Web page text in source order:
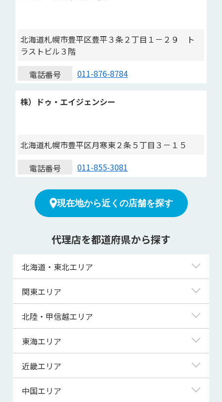
北海道札幌市豊平区豊平３条２丁目１－２９ ト
ラストビル３階
電話番号
011-876-8784
株）ドゥ・エイジェンシー
北海道札幌市豊平区月寒東２条５丁目３－１５
電話番号
011-855-3081
現在地から近くの店舗を探す
代理店を都道府県から探す
北海道・東北エリア
北海道
青森県
宮城県
秋田県
関東エリア
東京都
神奈川県
埼玉県
千葉県
北陸・甲信越エリア
新潟県
富山県
東海エリア
岐阜県
静岡県
近畿エリア
滋賀県
中国エリア